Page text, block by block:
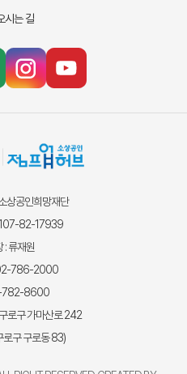
시는 길
상공인희망재단
107-82-17939
: 류재원
786-2000
782-8600
로구 가마산로 242
로구 구로동 83)